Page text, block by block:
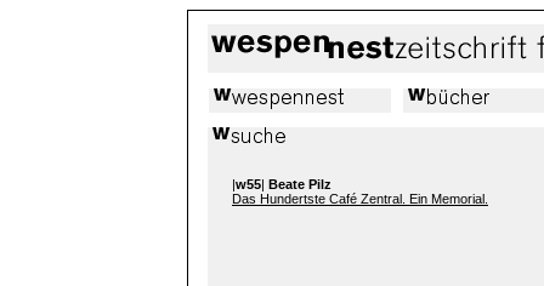
|w55| Beate Pilz
Das Hundertste Café Zentral. Ein Memorial.